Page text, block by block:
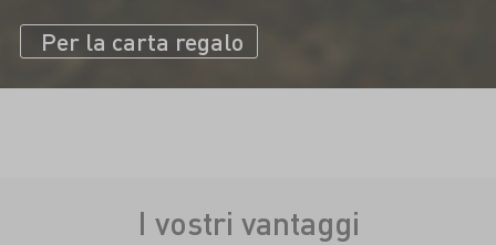
Per la carta regalo
I vostri vantaggi